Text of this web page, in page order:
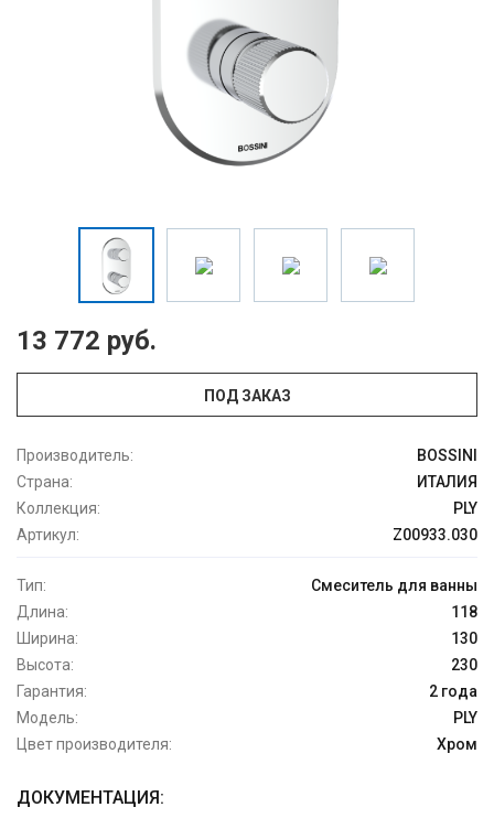
13 772 руб.
ПОД ЗАКАЗ
Производитель:
BOSSINI
Страна:
ИТАЛИЯ
Коллекция:
PLY
Артикул:
Z00933.030
Тип:
Смеситель для ванны
Длина:
118
Ширина:
130
Высота:
230
Гарантия:
2 года
Модель:
PLY
Цвет производителя:
Хром
ДОКУМЕНТАЦИЯ: